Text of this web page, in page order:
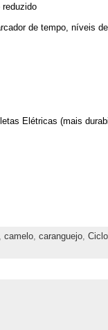
de tempo, níveis
Elétricas (mais
camelo, caranguejo,